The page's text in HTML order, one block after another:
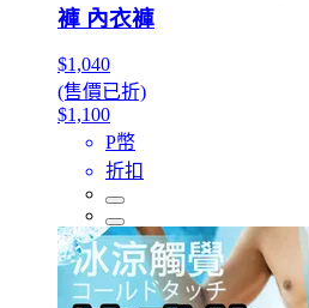
褲 內衣褲
$1,040
(售價已折)
$1,100
P幣
折扣